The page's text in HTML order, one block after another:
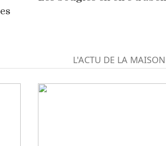
L'ACTU DE LA MAISON